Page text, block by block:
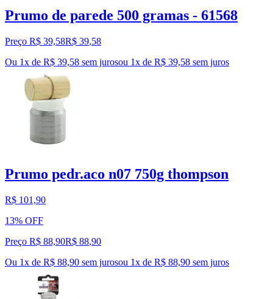
Prumo de parede 500 gramas - 61568
Preço R$ 39,58R$ 39,58
Ou 1x de R$ 39,58 sem jurosou 1x de R$ 39,58 sem juros
Prumo pedr.aco n07 750g thompson
R$ 101,90
13% OFF
Preço R$ 88,90R$ 88,90
Ou 1x de R$ 88,90 sem jurosou 1x de R$ 88,90 sem juros